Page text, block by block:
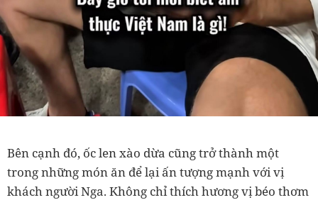
Bên cạnh đó, ốc len xào dừa cũng trở thành một
trong những món ăn để lại ấn tượng mạnh với vị
khách người Nga. Không chỉ thích hương vị béo thơm